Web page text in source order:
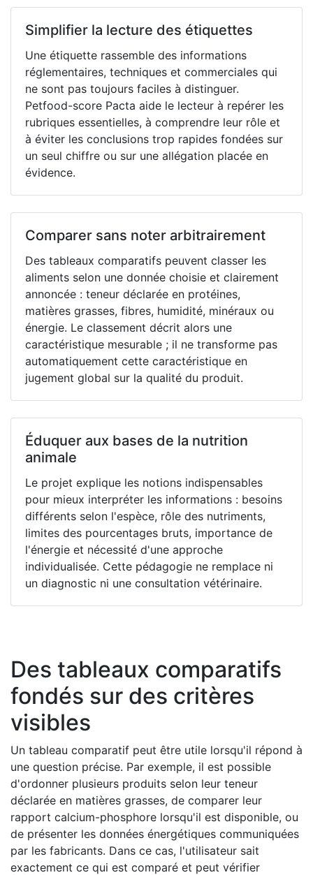
Simplifier la lecture des étiquettes
Une étiquette rassemble des informations
réglementaires, techniques et commerciales qui
ne sont pas toujours faciles à distinguer.
Petfood-score Pacta aide le lecteur à repérer les
rubriques essentielles, à comprendre leur rôle et
à éviter les conclusions trop rapides fondées sur
un seul chiffre ou sur une allégation placée en
évidence.
Comparer sans noter arbitrairement
Des tableaux comparatifs peuvent classer les
aliments selon une donnée choisie et clairement
annoncée : teneur déclarée en protéines,
matières grasses, fibres, humidité, minéraux ou
énergie. Le classement décrit alors une
caractéristique mesurable ; il ne transforme pas
automatiquement cette caractéristique en
jugement global sur la qualité du produit.
Éduquer aux bases de la nutrition
animale
Le projet explique les notions indispensables
pour mieux interpréter les informations : besoins
différents selon l'espèce, rôle des nutriments,
limites des pourcentages bruts, importance de
l'énergie et nécessité d'une approche
individualisée. Cette pédagogie ne remplace ni
un diagnostic ni une consultation vétérinaire.
Des tableaux comparatifs
fondés sur des critères
visibles
Un tableau comparatif peut être utile lorsqu'il répond à
une question précise. Par exemple, il est possible
d'ordonner plusieurs produits selon leur teneur
déclarée en matières grasses, de comparer leur
rapport calcium-phosphore lorsqu'il est disponible, ou
de présenter les données énergétiques communiquées
par les fabricants. Dans ce cas, l'utilisateur sait
exactement ce qui est comparé et peut vérifier